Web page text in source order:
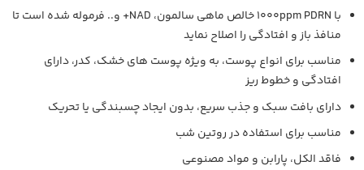
با ۱۰۰۰ppm PDRN خالص ماهی سالمون، NAD+ و.. فرموله شده است تا
منافذ باز و افتادگی را اصلاح نماید
مناسب برای انواع پوست، به‌ ویژه پوست‌ های خشک، کدر، دارای
افتادگی و خطوط ریز
دارای بافت سبک و جذب سریع، بدون ایجاد چسبندگی یا تحریک
مناسب برای استفاده در روتین شب
فاقد الکل، پارابن و مواد مصنوعی